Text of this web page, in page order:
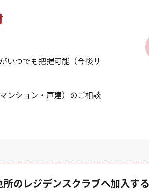
いつでも把握可能（今後サ
ンション・戸建）のご相談
所のレジデンスクラブへ加入する